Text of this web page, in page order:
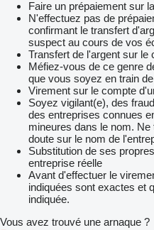
Faire un prépaiement sur
N'effectuez pas de
confirmant le transfert
suspect au cours de vos
Transfert de l'argent sur le
Méfiez-vous de ce genre
que vous soyez en train
Virement sur le compte
Soyez vigilant(e), des
des entreprises connues
mineures dans le nom.
doute sur le nom de
Substitution de ses
entreprise réelle
Avant d'effectuer le
indiquées sont exactes et
indiquée.
Vous avez trouvé une arnaque ?